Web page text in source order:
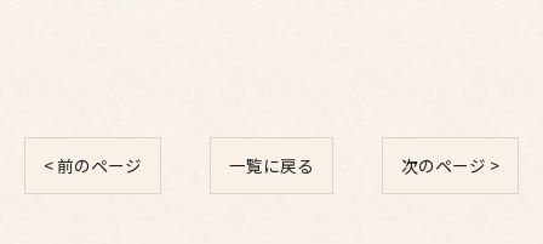
< 前のページ 一覧に戻る 次のページ >